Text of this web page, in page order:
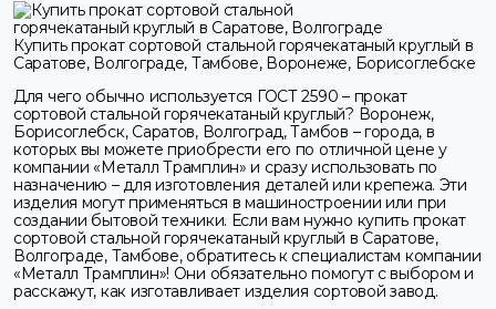
Купить прокат сортовой стальной горячекатаный круглый в
Саратове, Волгограде, Тамбове, Воронеже, Борисоглебске
Для чего обычно используется ГОСТ 2590 – прокат
сортовой стальной горячекатаный круглый? Воронеж,
Борисоглебск, Саратов, Волгоград, Тамбов – города, в
которых вы можете приобрести его по отличной цене у
компании «Металл Трамплин» и сразу использовать по
назначению – для изготовления деталей или крепежа. Эти
изделия могут применяться в машиностроении или при
создании бытовой техники. Если вам нужно купить прокат
сортовой стальной горячекатаный круглый в Саратове,
Волгограде, Тамбове, обратитесь к специалистам компании
«Металл Трамплин»! Они обязательно помогут с выбором и
расскажут, как изготавливает изделия сортовой завод.